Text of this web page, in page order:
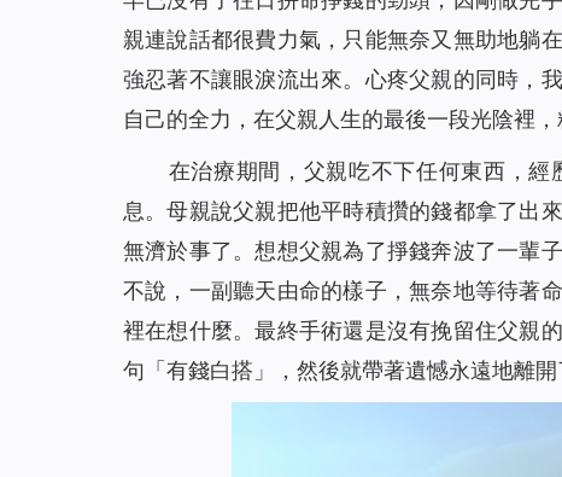
親連說話都很費力氣，只能無奈又無助地躺
強忍著不讓眼淚流出來。心疼父親的同時，
自己的全力，在父親人生的最後一段光陰裡，
在治療期間，父親吃不下任何東西，
息。母親說父親把他平時積攢的錢都拿了出
無濟於事了。想想父親為了掙錢奔波了一輩
不說，一副聽天由命的樣子，無奈地等待著
裡在想什麼。最終手術還是沒有挽留住父親
句「有錢白搭」，然後就帶著遺憾永遠地離